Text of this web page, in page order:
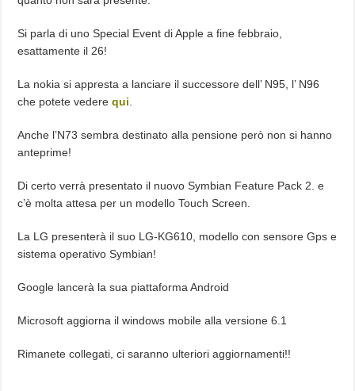
Si parla di uno Special Event di Apple a fine febbraio,
esattamente il 26!
La nokia si appresta a lanciare il successore dell’ N95, l’ N96
che potete vederequi
Anche l’N73 sembra destinato alla pensione però non si hanno
anteprime!
Di certo verrà presentato il nuovo Symbian Feature Pack 2. e
c’è molta attesa per un modello Touch Screen.
La LG presenterà il suo LG-KG610, modello con sensore Gps e
sistema operativo Symbian!
Google lancerà la sua piattaforma Android
Microsoft aggiorna il windows mobile alla versione 6.1
Rimanete collegati, ci saranno ulteriori aggiornamenti!!